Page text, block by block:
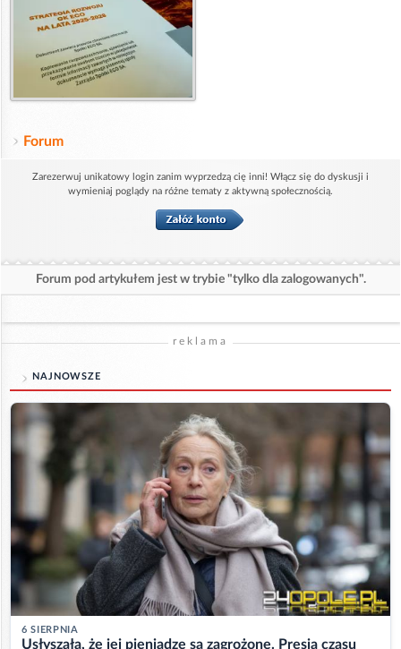
Forum
Zarezerwuj unikatowy login zanim wyprzedzą cię inni! Włącz się do dyskusji i
wymieniaj poglądy na różne tematy z aktywną społecznością.
Forum pod artykułem jest w trybie "tylko dla zalogowanych".
reklama
NAJNOWSZE
6 SIERPNIA
Usłyszała, że jej pieniądze są zagrożone. Presja czasu